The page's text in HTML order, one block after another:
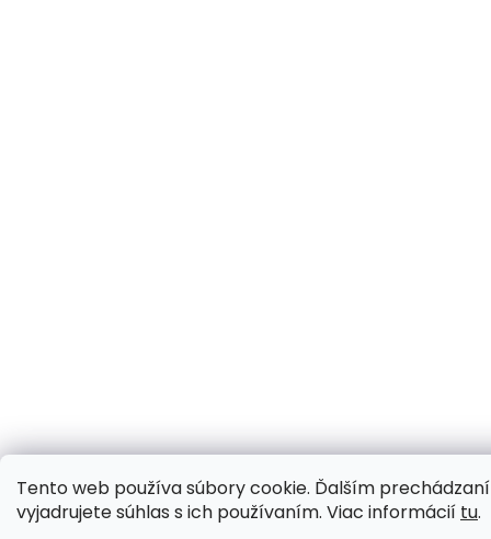
Tento web používa súbory cookie. Ďalším
vyjadrujete súhlas s ich používaním. Viac informácií tu.